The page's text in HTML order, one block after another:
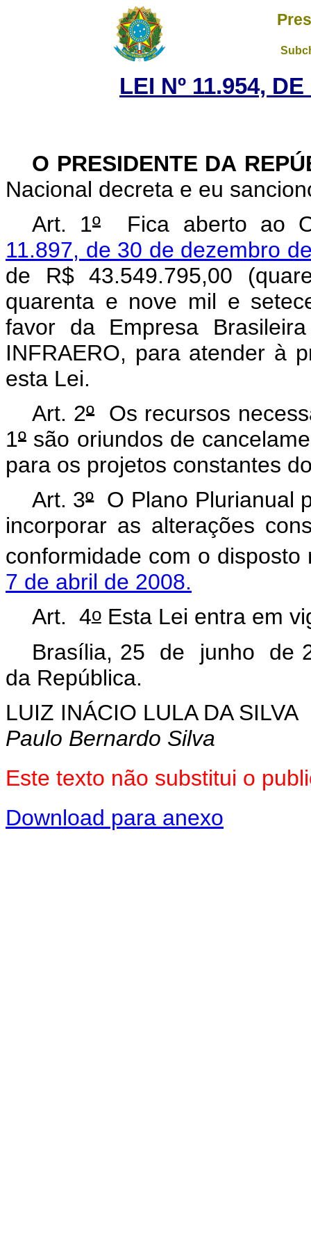
LEI Nº 11.954,
O PRESIDENTE DA
Nacional decreta e eu
Art. 1º Fica aberto ao
11.897, de 30 de dezembro
de R$ 43.549.795,00
quarenta e nove mil e
favor da Empresa
INFRAERO, para atender à
esta Lei.
Art. 2ºOs recursos
1º são oriundos de
para os projetos constantes
Art. 3ºO Plano Plurianual
incorporar as alterações
conformidade com o
7 de abril de 2008.
Art. 4oEsta Lei entra em
Brasília, 25 de junho de
da República.
LUIZ INÁCIO LULA DA SILVA
Paulo Bernardo Silva
Este texto não substitui o
Download para anexo